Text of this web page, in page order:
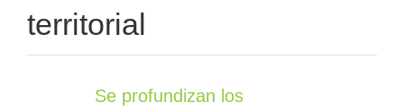
territorial
Se profundizan los